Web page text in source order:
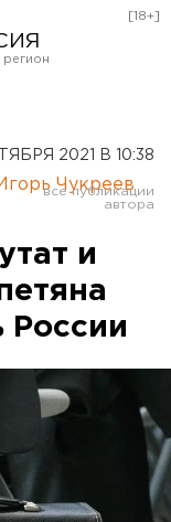
[18+]
2021 В 10:38
Чукреев
и
России